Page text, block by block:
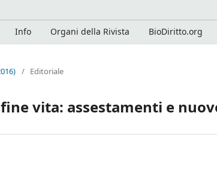
Info Organi della Rivista BioDiritto.org
/ Editoriale
vita: assestamenti e